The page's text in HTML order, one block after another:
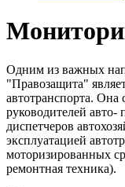
Одним из важных
"Правозащита"
автотранспорта. Она
руководителей
диспетчеров
эксплуатацией
моторизированных
ремонтная техника).